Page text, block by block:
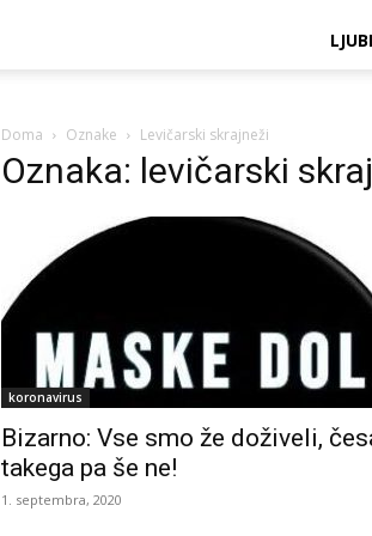
Doma Oznake Levičarski skrajneži
Oznaka: levičarski
koronavirus
Bizarno: Vse smo že doživeli,
takega pa še ne!
1. septembra, 2020